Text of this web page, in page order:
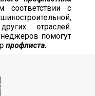
соответствии с
отраслей.
помогут
профлиста.